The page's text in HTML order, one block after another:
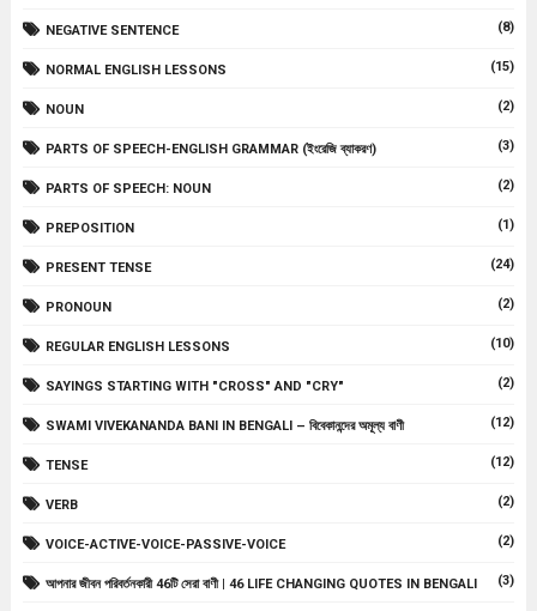
NEGATIVE SENTENCE (8)
NORMAL ENGLISH LESSONS (15)
NOUN (2)
PARTS OF SPEECH-ENGLISH GRAMMAR (ইংরেজি ব্যাকরণ) (3)
PARTS OF SPEECH: NOUN (2)
PREPOSITION (1)
PRESENT TENSE (24)
PRONOUN (2)
REGULAR ENGLISH LESSONS (10)
SAYINGS STARTING WITH "CROSS" AND "CRY" (2)
SWAMI VIVEKANANDA BANI IN BENGALI – বিবেকানন্দের অমূল্য বাণী (12)
TENSE (12)
VERB (2)
VOICE-ACTIVE-VOICE-PASSIVE-VOICE (2)
আপনার জীবন পরিবর্তনকারী 46টি সেরা বাণী | 46 LIFE CHANGING QUOTES IN BENGALI (3)